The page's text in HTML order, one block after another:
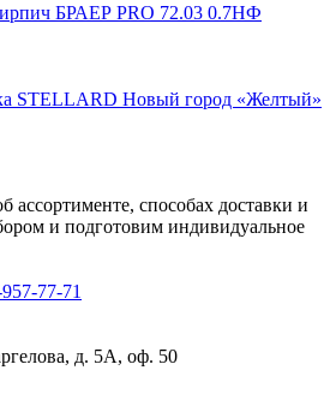
БРАЕР PRO 72.03 0.7НФ
STELLARD Новый город «Желтый»
ассортименте, способах доставки и
и подготовим индивидуальное
77-71
д. 5А, оф. 50